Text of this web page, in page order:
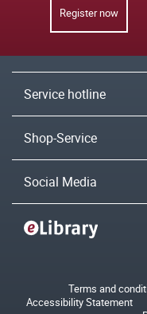
Register now
Service hotline
Shop-Service
Social Media
Terms and
Accessibility Statement